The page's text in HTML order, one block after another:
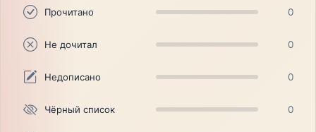
Прочитано 0
Не дочитал 0
Недописано 0
Чёрный список 0